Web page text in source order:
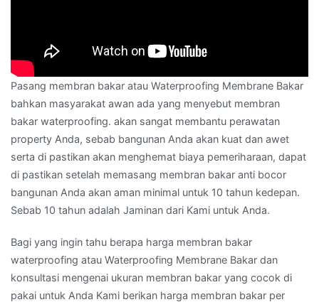
Pasang membran bakar atau Waterproofing Membrane Bakar
bahkan masyarakat awan ada yang menyebut membran
bakar waterproofing. akan sangat membantu perawatan
property Anda, sebab bangunan Anda akan kuat dan awet
serta di pastikan akan menghemat biaya pemeriharaan, dapat
di pastikan setelah memasang membran bakar anti bocor
bangunan Anda akan aman minimal untuk 10 tahun kedepan.
Sebab 10 tahun adalah Jaminan dari Kami untuk Anda.
Bagi yang ingin tahu berapa harga membran bakar
waterproofing atau Waterproofing Membrane Bakar dan
konsultasi mengenai ukuran membran bakar yang cocok di
pakai untuk Anda Kami berikan harga membran bakar per